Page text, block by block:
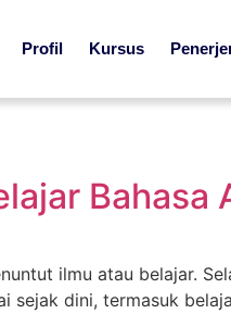
Profil Kursus
Bahasa
ilmu atau belajar.
sejak dini, termasuk